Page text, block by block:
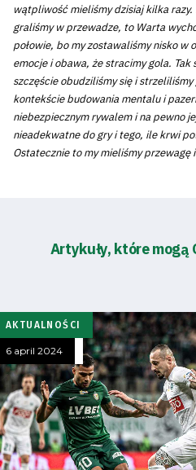
wątpliwość mieliśmy dzisiaj kilka razy.
graliśmy w przewadze, to Warta
połowie, bo my zostawaliśmy nisko w
emocje i obawa, że stracimy gola. Tak
szczęście obudziliśmy się i
kontekście budowania mentalu i
niebezpiecznym rywalem i na pewno
nieadekwatne do gry i tego, ile krwi
Ostatecznie to my mieliśmy przewagę
Artykuły, które mogą
AKTUALNOŚCI
6 april 2024